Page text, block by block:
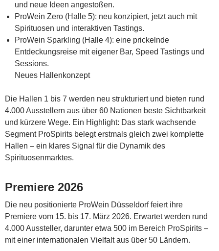
und neue Ideen angestoßen.
ProWein Zero (Halle 5): neu konzipiert, jetzt auch mit
Spirituosen und interaktiven Tastings.
ProWein Sparkling (Halle 4): eine prickelnde
Entdeckungsreise mit eigener Bar, Speed Tastings und
Sessions.
Neues Hallenkonzept
Die Hallen 1 bis 7 werden neu strukturiert und bieten rund
4.000 Ausstellern aus über 60 Nationen beste Sichtbarkeit
und kürzere Wege. Ein Highlight: Das stark wachsende
Segment ProSpirits belegt erstmals gleich zwei komplette
Hallen – ein klares Signal für die Dynamik des
Spirituosenmarktes.
Premiere 2026
Die neu positionierte ProWein Düsseldorf feiert ihre
Premiere vom 15. bis 17. März 2026. Erwartet werden rund
4.000 Aussteller, darunter etwa 500 im Bereich ProSpirits –
mit einer internationalen Vielfalt aus über 50 Ländern.